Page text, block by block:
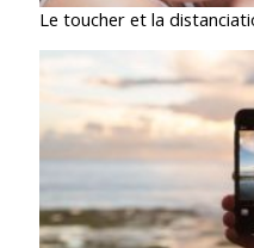
Le toucher et la